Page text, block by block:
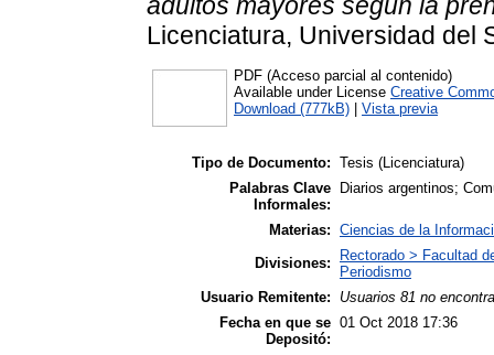
Licenciatura, Universidad del
PDF (Acceso parcial al contenido)
Available under License Creative
Download (777kB)
Vista previa
Tipo de Documento: Tesis (Licenciatura)
Palabras Clave
Informales:
Diarios argentinos;
Materias: Ciencias de la
Divisiones:
Rectorado > Facultad
Periodismo
Usuario Remitente:
Usuarios 81 no
Fecha en que se
Depositó:
01 Oct 2018 17:36